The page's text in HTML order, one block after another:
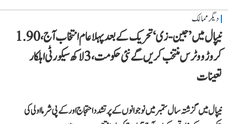
دیگر ممالک
نیپال میں ’جین-زی‘ تحریک کے بعد پہلا عام انتخاب آج، 1.90
کروڑ ووٹرس منتخب کریں گے نئی حکومت، 3 لاکھ سیکورٹی اہلکار
تعینات
نیپال میں گزشتہ سال ستمبر میں نوجوانوں کے پرتشدد احتجاج اور کے پی شرما اولی کی